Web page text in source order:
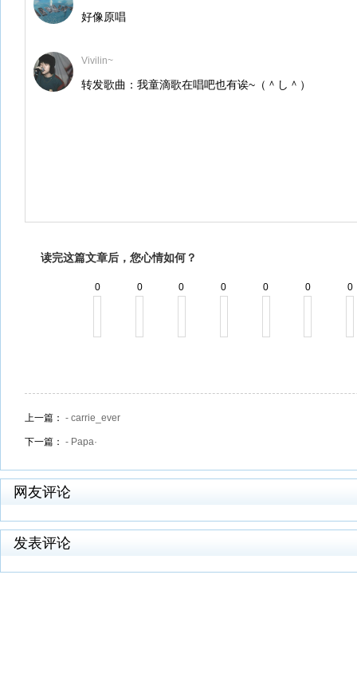
好像原唱
Vivilin~
转发歌曲：我童滴歌在唱吧也有诶~（＾し＾）
读完这篇文章后，您心情如何？
0 0 0 0 0 0 0
上一篇： - carrie_ever
下一篇： - Papa·
网友评论
发表评论